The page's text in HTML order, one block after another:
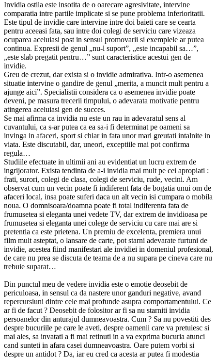
Invidia ostila este insotita de o oarecare agresivitate, intervine
comparatia intre partile implicate si se pune problema inferioritatii.
Este tipul de invidie care intervine intre doi baieti care se cearta
pentru aceeasi fata, sau intre doi colegi de serviciu care vizeaza
ocuparea aceluiasi post in sensul promovarii si exemplele ar putea
continua. Expresii de genul „nu-l suport”, „este incapabil sa…”,
„este slab pregatit pentru…” sunt caracteristice acestui gen de
invidie.
Greu de crezut, dar exista si o invidie admirativa. Intr-o asemenea
situatie intervine o gandire de genul „merita, a muncit mult pentru a
ajunge aici”. Specialistii considera ca o asemenea invidie poate
deveni, pe masura trecerii timpului, o adevarata motivatie pentru
atingerea aceluiasi gen de succes.
Se mai afirma ca invidia nu este un rau in adevaratul sens al
cuvantului, ca s-ar putea ca ea sa-i fi determinat pe oameni sa
invinga in afaceri, sport si chiar in fata unor mari greutati intalnite in
viata. Este discutabil, dar, uneori, exceptiile mai pot confirma
regula…
Studiile efectuate in ultimii ani au evidentiat un lucru extrem de
ingrijorator. Exista tendinta de a-i invidia mai mult pe cei apropiati :
frati, surori, colegi de clasa, colegi de serviciu, rude, vecini. Am
observat cum un vecin poate fi indiferent fata de bogatia unui om de
afaceri local, insa poate suferi daca un alt vecin isi cumpara o mobila
noua. O domnisoara/doamna poate fi total indiferenta fata de
frumusetea si eleganta unei vedete TV, dar extrem de invidioasa pe
frumusetea si eleganta unei colege de serviciu cu care mai are si
pretentia ca este prietena. Un premiu de excelenta, premiera unui
film mult asteptat, o lansare de carte, pot starni adevarate furtuni de
invidie, acestea fiind manifestari ale invidiei in domeniul profesional,
de care nu prea se discuta de teama de a nu supara pe cineva care nu
trebuie suparat…
Din punctul meu de vedere invidia este o emotie deosebit de
periculoasa, in sensul ca da nastere unor ganduri negative, avand
repercursiuni dintre cele mai profunde asupra comportamentului. Ce
ar fi de facut ? Deosebit de folositor ar fi sa nu starniti invidia
persoanelor din anturajul dumneavoastra. Cum ? Sa nu povestiti des
despre bucuriile pe care le aveti, despre oamenii care va pretuiesc si
mai ales, sa invatati a fi mai retinuti in a va exprima bucuria atunci
cand sunteti in afara casei dumneavoastra. Oare putem vorbi si
despre un antidot ? Da, iar eu cred ca acesta ar putea fi modestia